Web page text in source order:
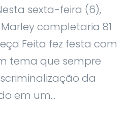
sexta-feira (6),
completaria 81
Feita fez festa com
tema que sempre
da
em um...